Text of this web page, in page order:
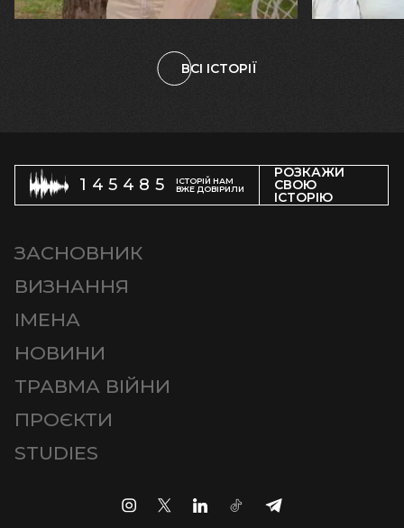
ВСІ ІСТОРІЇ
145485
ІСТОРІЙ НАМ
ВЖЕ ДОВІРИЛИ
РОЗКАЖИ
СВОЮ
ІСТОРІЮ
ЗАСНОВНИК
ВИЗНАННЯ
ІМЕНА
НОВИНИ
ТРАВМА ВІЙНИ
ПРОЄКТИ
STUDIES